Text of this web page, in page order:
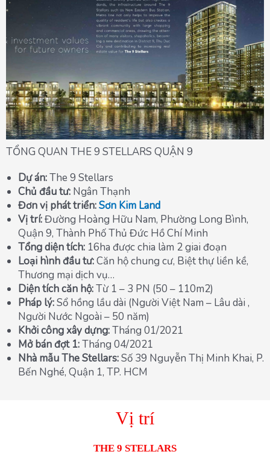
TỔNG QUAN THE 9 STELLARS QUẬN 9
Dự án:The 9 Stellars
Chủ đầu tư: Ngân Thạnh
Đơn vị phát triển:Sơn Kim Land
Vị trí:Đường Hoàng Hữu Nam, Phường Long Bình,
Quận 9, Thành Phố Thủ Đức Hồ Chí Minh
Tổng diện tích: 16ha được chia làm 2 giai đoạn
Loại hình đầu tư:Căn hộ chung cư, Biệt thự liền kề,
Thương mại dịch vụ…
Diện tích căn hộ:Từ 1 – 3 PN (50 – 110m2)
Pháp lý:Sổ hồng lầu dài (Người Việt Nam – Lâu dài ,
Người Nước Ngoài – 50 năm)
Khởi công xây dựng:Tháng 01/2021
Mở bán đợt 1:Tháng 04/2021
Nhà mẫu The Stellars:Số 39 Nguyễn Thị Minh Khai, P.
Bến Nghé, Quận 1, TP. HCM
Vị trí
THE 9 STELLARS